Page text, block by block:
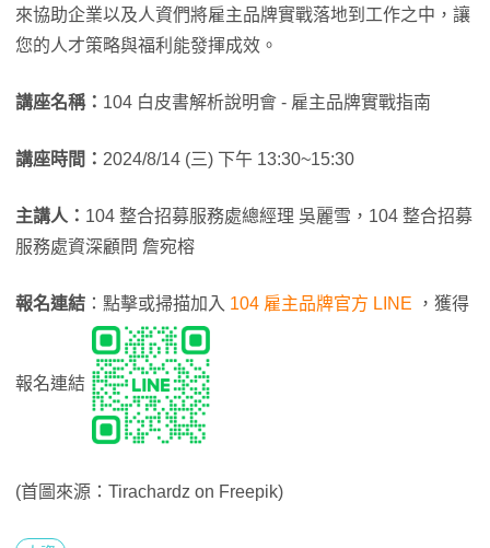
來協助企業以及人資們將雇主品牌實戰落地到工作之中，讓
您的人才策略與福利能發揮成效。
講座名稱： 104 白皮書解析說明會 - 雇主品牌實戰指南
講座時間： 2024/8/14 (三) 下午 13:30~15:30
主講人： 104 整合招募服務處總經理 吳麗雪，104 整合招募
服務處資深顧問 詹宛榕
報名連結 ：點擊或掃描加入 104 雇主品牌官方 LINE ，獲得
報名連結
(首圖來源：Tirachardz on Freepik)